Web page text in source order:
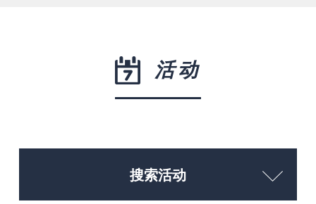
活动
搜索活动